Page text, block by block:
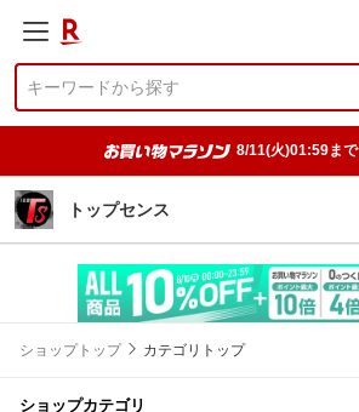
8/11(火)01:59まで
トップセンス
ショップトップ カテゴリトップ
ショップカテゴリ